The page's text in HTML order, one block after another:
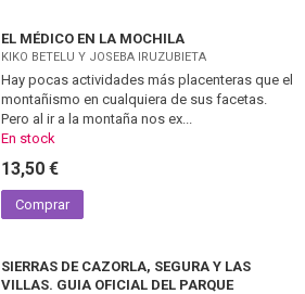
EL MÉDICO EN LA MOCHILA
KIKO BETELU Y JOSEBA IRUZUBIETA
Hay pocas actividades más placenteras que el
montañismo en cualquiera de sus facetas.
Pero al ir a la montaña nos ex...
En stock
13,50 €
Comprar
SIERRAS DE CAZORLA, SEGURA Y LAS
VILLAS. GUIA OFICIAL DEL PARQUE